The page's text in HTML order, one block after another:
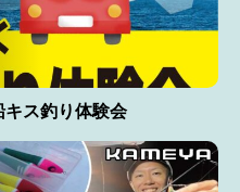
キス釣り体験会